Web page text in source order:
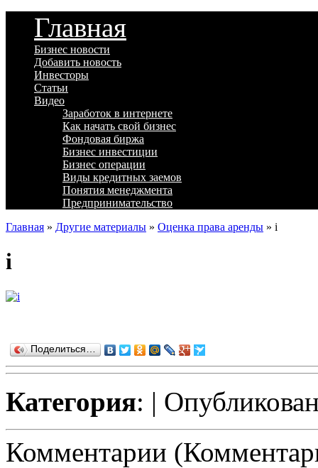
Главная
Бизнес новости
Добавить новость
Инвесторы
Статьи
Видео
Заработок в интернете
Как начать свой бизнес
Фондовая биржа
Бизнес инвестиции
Бизнес операции
Виды кредитных заемов
Понятия менеджмента
Предпринимательство
Главная » Другие материалы » Оценка права аренды » i
i
Поделиться…
Категория: |
Комментарии